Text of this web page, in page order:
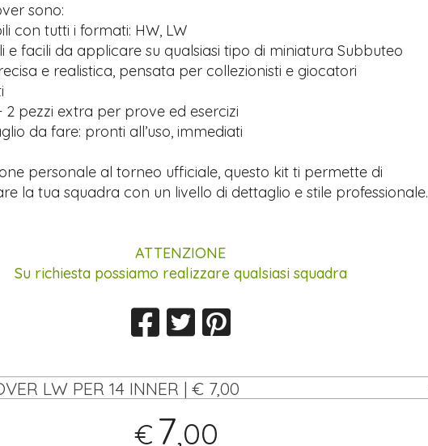
sono:
con tutti i formati: HW, LW
e facili da applicare su qualsiasi tipo di miniatura Subbuteo
e realistica, pensata per collezionisti e giocatori
2 pezzi extra per prove ed esercizi
da fare: pronti all’uso, immediati
personale al torneo ufficiale, questo kit ti permette di
la tua squadra con un livello di dettaglio e stile professionale.
ATTENZIONE
Su richiesta possiamo realizzare qualsiasi squadra
LW PER 14 INNER | € 7,00
€ 7,00